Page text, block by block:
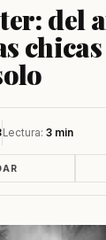
del
Lectura: 3 min